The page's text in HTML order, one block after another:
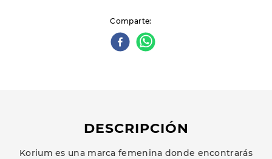
Comparte
DESCRIPCIÓN
Korium es una marca femenina donde encontrarás